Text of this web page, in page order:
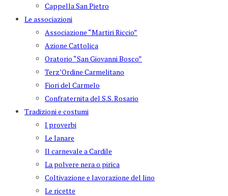
Cappella San Pietro
Le associazioni
Associazione “Martiri Riccio”
Azione Cattolica
Oratorio “San Giovanni Bosco”
Terz’Ordine Carmelitano
Fiori del Carmelo
Confraternita del S.S. Rosario
Tradizioni e costumi
I proverbi
Le Ianare
Il carnevale a Cardile
La polvere nera o pirica
Coltivazione e lavorazione del lino
Le ricette